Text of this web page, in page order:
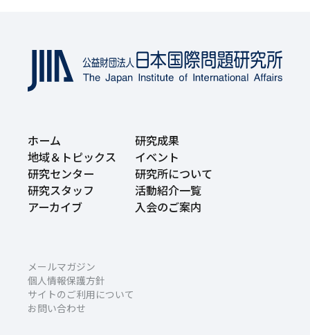
ホーム
研究成果
地域＆トピックス
イベント
研究センター
研究所について
研究スタッフ
活動紹介一覧
アーカイブ
入会のご案内
メールマガジン
個人情報保護方針
サイトのご利用について
お問い合わせ